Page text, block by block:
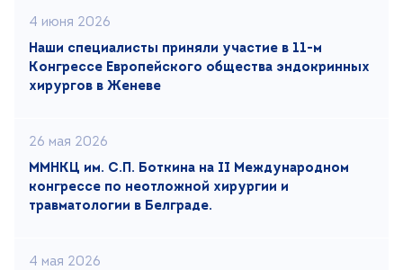
4 июня 2026
Наши специалисты приняли участие в 11-м
Конгрессе Европейского общества эндокринных
хирургов в Женеве
26 мая 2026
ММНКЦ им. С.П. Боткина на II Международном
конгрессе по неотложной хирургии и
травматологии в Белграде.
4 мая 2026